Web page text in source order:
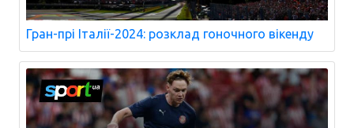
Гран-прі Італії-2024: розклад гоночного вікенду